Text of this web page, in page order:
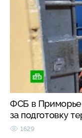
ФСБ в Приморье
за подготовку
1629